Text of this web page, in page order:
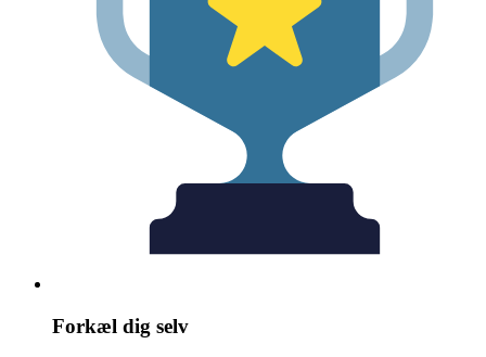
Forkæl dig selv